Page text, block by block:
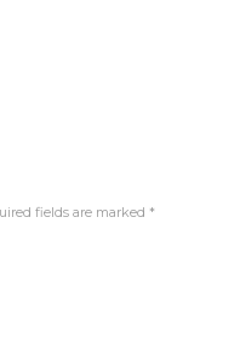
fields are marked *